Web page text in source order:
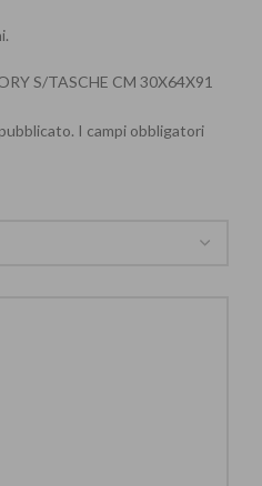
S/TASCHE CM 30X64X91
I campi obbligatori